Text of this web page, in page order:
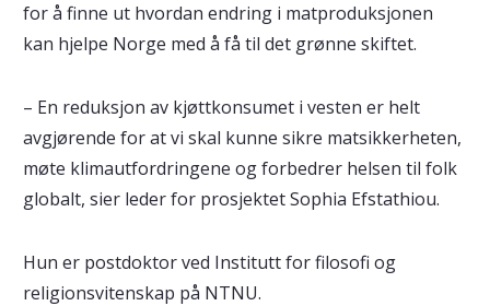
for å finne ut hvordan endring i matproduksjonen
kan hjelpe Norge med å få til det grønne skiftet.
– En reduksjon av kjøttkonsumet i vesten er helt
avgjørende for at vi skal kunne sikre matsikkerheten,
møte klimautfordringene og forbedrer helsen til folk
globalt, sier leder for prosjektet Sophia Efstathiou.
Hun er postdoktor ved Institutt for filosofi og
religionsvitenskap på NTNU.